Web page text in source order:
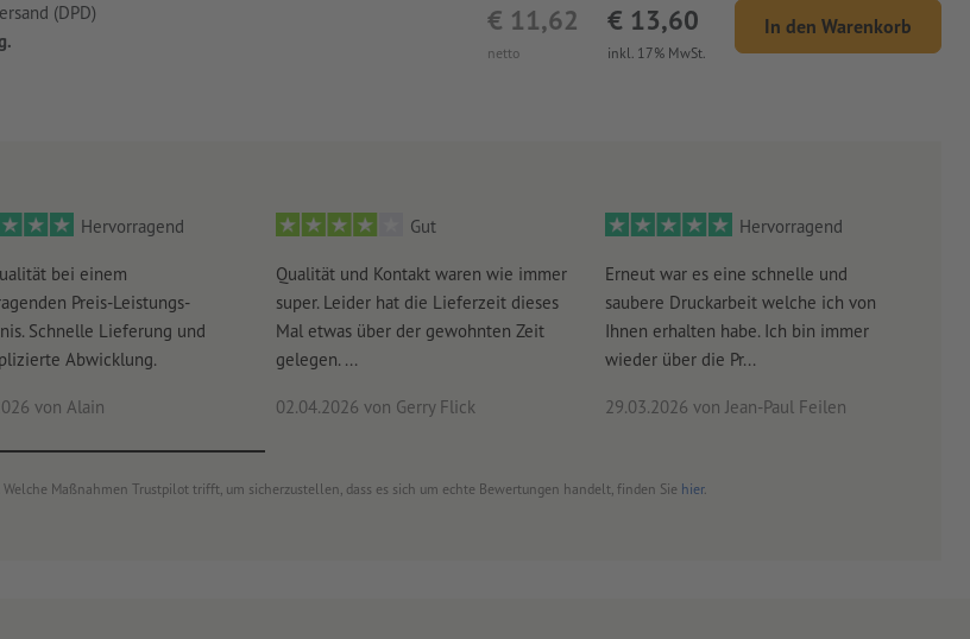
netto
€ 11,62
inkl. 17% MwSt.
€ 13,60 In den Warenkorb
(DPD)
Hervorragend
bei einem
Preis-Leistungs-
Schnelle Lieferung und
Abwicklung.
von Alain
Gut
Qualität und Kontakt waren wie immer
super. Leider hat die Lieferzeit dieses
Mal etwas über der gewohnten Zeit
gelegen. ...
02.04.2026 von Gerry Flick
Hervorragend
Erneut war es eine schnelle und
saubere Druckarbeit welche ich von
Ihnen erhalten habe. Ich bin immer
wieder über die Pr...
29.03.2026 von Jean-Paul Feilen
Maßnahmen Trustpilot trifft, um sicherzustellen, dass es sich um echte Bewertungen handelt, finden Sie hier.